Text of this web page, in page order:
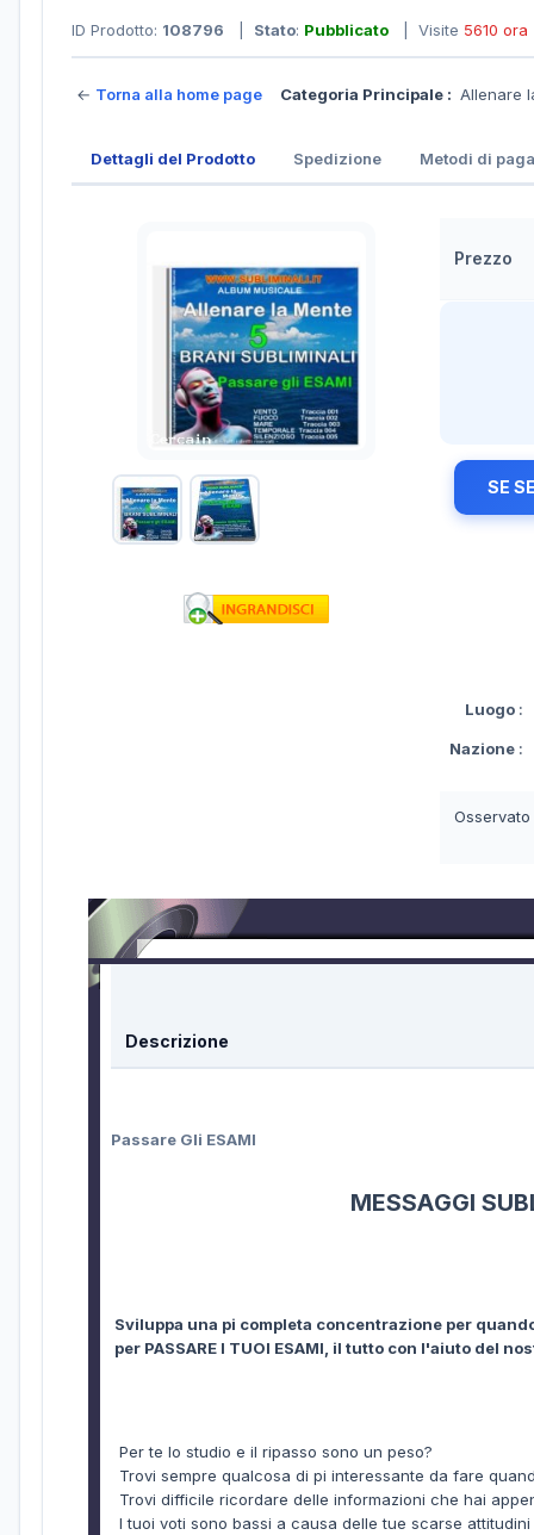
ID Prodotto: 108796 Stato: Pubblicato | Visite 5610 ora
← Torna alla home page Categoria Principale : Allenare
Dettagli del Prodotto Spedizione Metodi di
Prezzo
SE
Luogo :
Nazione :
Descrizione
Passare Gli ESAMI
MESSAGGI
Sviluppa una pi completa concentrazione per
per PASSARE I TUOI ESAMI, il tutto con l'aiuto del
Per te lo studio e il ripasso sono un peso?
Trovi sempre qualcosa di pi interessante da fare
Trovi difficile ricordare delle informazioni che hai
I tuoi voti sono bassi a causa delle tue scarse